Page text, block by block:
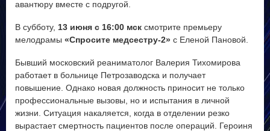
авантюру вместе с подругой.
В субботу, 13 июня с 16:00 мск смотрите премьеру
мелодрамы «Спросите медсестру-2» с Еленой Пановой.
Бывший московский реаниматолог Валерия Тихомирова
работает в больнице Петрозаводска и получает
повышение. Однако новая должность приносит не только
профессиональные вызовы, но и испытания в личной
жизни. Ситуация накаляется, когда в отделении резко
вырастает смертность пациентов после операций. Героиня